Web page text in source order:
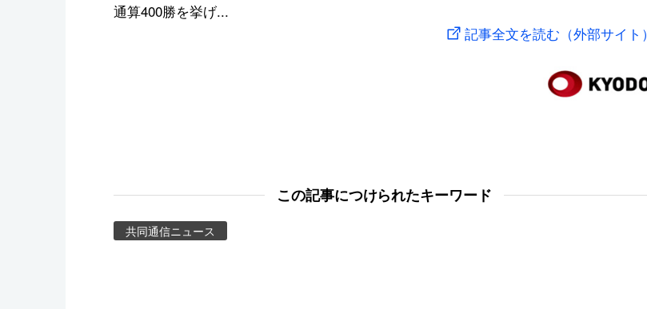
通算400勝を挙げ...
記事全文を読む（外部サイト）
この記事につけられたキーワード
共同通信ニュース